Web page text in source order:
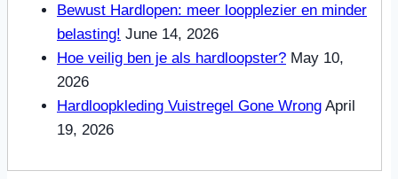
Bewust Hardlopen: meer loopplezier en minder
belasting! June 14, 2026
Hoe veilig ben je als hardloopster? May 10,
2026
Hardloopkleding Vuistregel Gone Wrong April
19, 2026